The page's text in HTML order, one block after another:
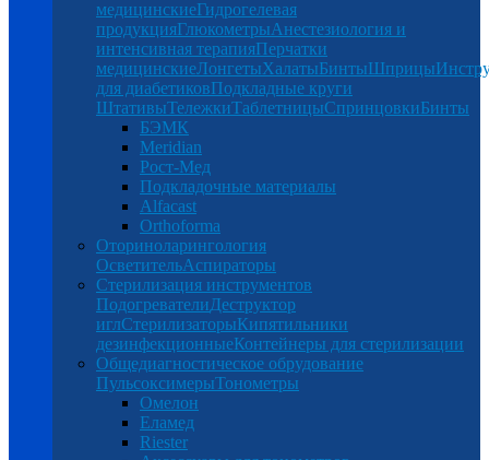
медицинскиеГидрогелевая
продукцияГлюкометрыАнестезиология и
интенсивная терапияПерчатки
медицинскиеЛонгетыХалатыБинтыШприцы
для диабетиковПодкладные круги
ШтативыТележкиТаблетницыСпринцовкиБинты
БЭМК
Meridian
Рост-Мед
Подкладочные материалы
Alfacast
Orthoforma
Оториноларингология
ОсветительАспираторы
Стерилизация инструментов
ПодогревателиДеструктор
иглСтерилизаторыКипятильники
дезинфекционныеКонтейнеры для стерилизации
Общедиагностическое обрудование
ПульсоксимерыТонометры
Омелон
Еламед
Riester